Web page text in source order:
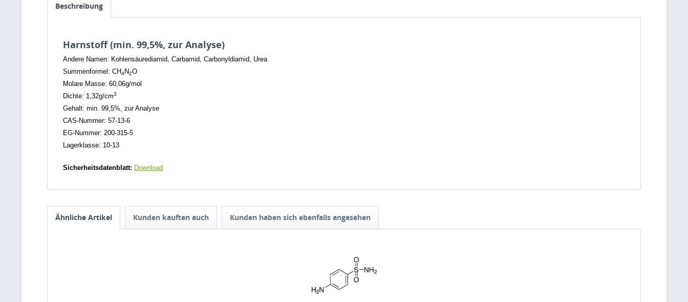
Beschreibung
Harnstoff (min. 99,5%, zur Analyse)
Andere Namen: Kohlensäurediamid, Carbamid, Carbonyldiamid, Urea
Summenformel: CH4N2O
Molare Masse: 60,06g/mol
Dichte: 1,32g/cm3
Gehalt: min. 99,5%, zur Analyse
CAS-Nummer: 57-13-6
EG-Nummer: 200-315-5
Lagerklasse: 10-13
Sicherheitsdatenblatt: Download
Ähnliche Artikel Kunden kauften auch Kunden haben sich ebenfalls angesehen